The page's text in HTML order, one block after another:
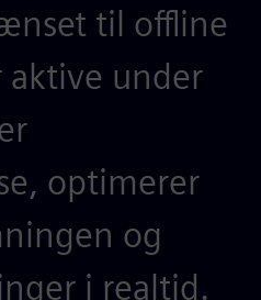
til offline
aktive under
optimerer
og
i realtid.